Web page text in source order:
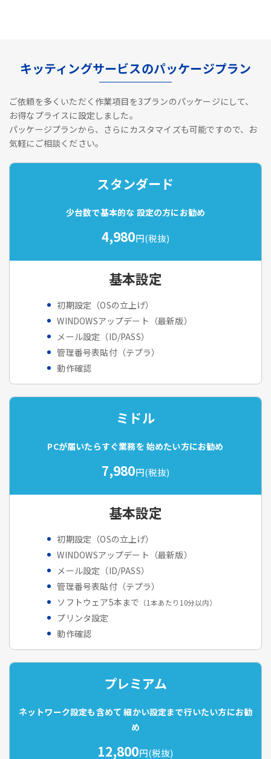
キッティングサービスのパッケージプラン
ご依頼を多くいただく作業項目を3プランのパッケージにして、
お得なプライスに設定しました。
パッケージプランから、さらにカスタマイズも可能ですので、お
気軽にご相談ください。
スタンダード
少台数で基本的な 設定の方にお勧め
4,980円(税抜)
基本設定
初期設定（OSの立上げ）
WINDOWSアップデート（最新版）
メール設定（ID/PASS）
管理番号表貼付（テプラ）
動作確認
ミドル
PCが届いたらすぐ業務を 始めたい方にお勧め
7,980円(税抜)
基本設定
初期設定（OSの立上げ）
WINDOWSアップデート（最新版）
メール設定（ID/PASS）
管理番号表貼付（テプラ）
ソフトウェア5本まで （1本あたり10分以内）
プリンタ設定
動作確認
プレミアム
ネットワーク設定も含めて 細かい設定まで行いたい方にお勧
め
12,800円(税抜)